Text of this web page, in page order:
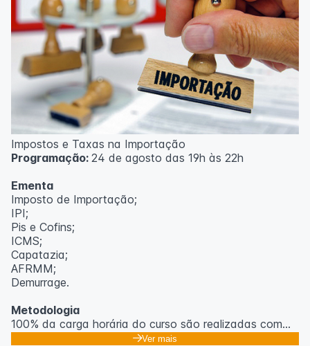
Impostos e Taxas na Importação
Programação: 24 de agosto das 19h às 22h
Ementa
Imposto de Importação;
IPI;
Pis e Cofins;
ICMS;
Capatazia;
AFRMM;
Demurrage.
Metodologia
100% da carga horária do curso são realizadas com
Ver mais